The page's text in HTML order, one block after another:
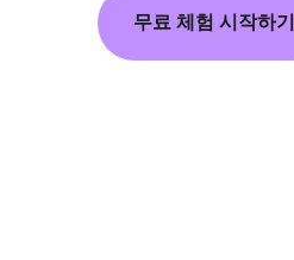
무료 체험 시작하기